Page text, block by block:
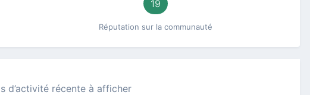
19
Réputation sur la communauté
d’activité récente à afficher